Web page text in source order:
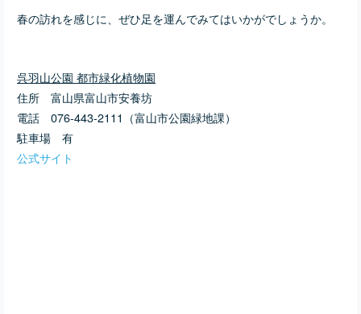
れた呉羽山公園（都市緑化
に位置し、小高い丘や木々
に囲まれた園内には、大き
な池もあり、穏やかな水面
を眺めながらゆ
春の訪れを感じに、ぜひ足を運んでみてはいかがでしょうか。
呉羽山公園 都市緑化植物園
住所 富山県富山市安養坊
電話 076-443-2111（富山市公園緑地課）
駐車場 有
公式サイト